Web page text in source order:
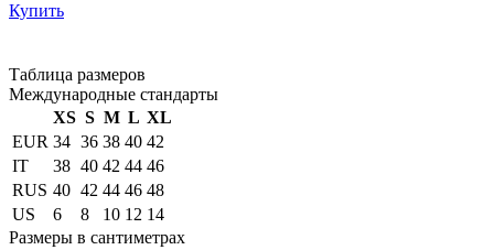
Купить
Таблица размеров
Международные стандарты
XS S M L XL
EUR 34 36 38 40 42
IT
38 40 42 44 46
RUS 40 42 44 46 48
US
6 8 10 12 14
Размеры в сантиметрах